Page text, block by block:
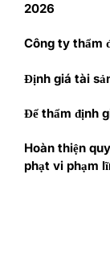
2026
Công ty thẩm
Định giá tài
Để thẩm định
Hoàn thiện
phạt vi phạm